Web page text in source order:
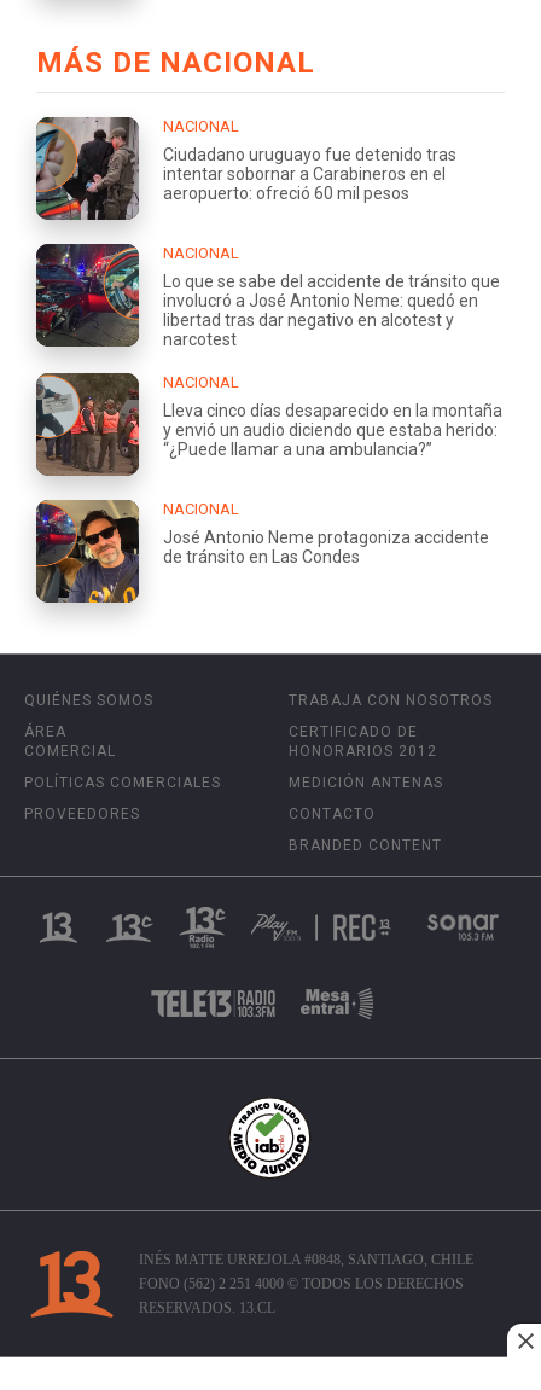
MÁS DE NACIONAL
NACIONAL
Ciudadano uruguayo fue detenido tras
intentar sobornar a Carabineros en el
aeropuerto: ofreció 60 mil pesos
NACIONAL
Lo que se sabe del accidente de tránsito que
involucró a José Antonio Neme: quedó en
libertad tras dar negativo en alcotest y
narcotest
NACIONAL
Lleva cinco días desaparecido en la montaña
y envió un audio diciendo que estaba herido:
“¿Puede llamar a una ambulancia?”
NACIONAL
José Antonio Neme protagoniza accidente
de tránsito en Las Condes
QUIÉNES SOMOS
ÁREA
COMERCIAL
POLÍTICAS COMERCIALES
PROVEEDORES
TRABAJA CON NOSOTROS
CERTIFICADO DE
HONORARIOS 2012
MEDICIÓN ANTENAS
CONTACTO
BRANDED CONTENT
INÉS MATTE URREJOLA #0848, SANTIAGO, CHILE
FONO (562) 2 251 4000 © TODOS LOS DERECHOS
RESERVADOS. 13.CL